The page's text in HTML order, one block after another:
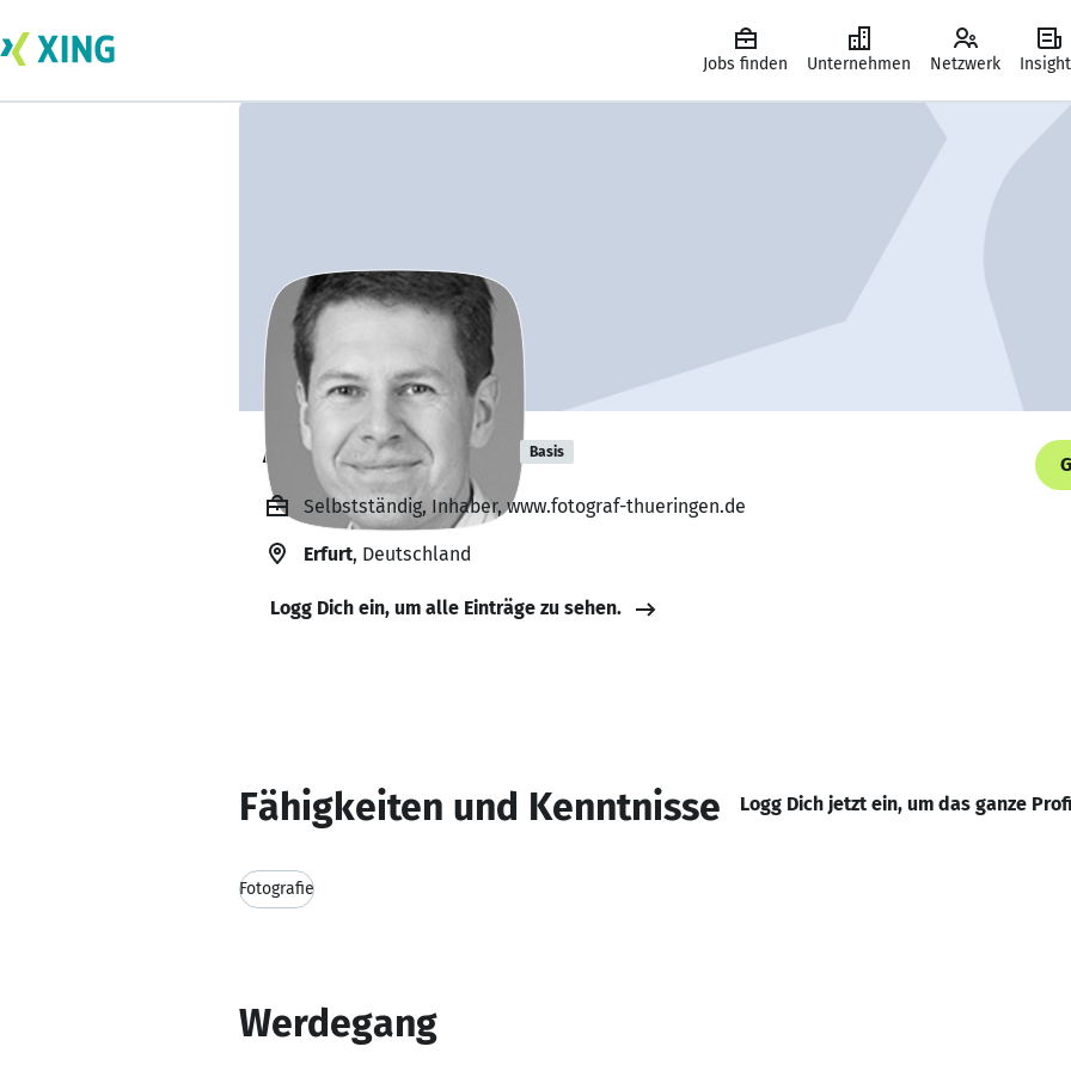
Jobs finden Unternehmen Netzwerk
Andreas Hultsch Basis
Selbstständig, Inhaber, www.fotograf-thueringen.de
Erfurt, Deutschland
Logg Dich ein, um alle Einträge zu sehen.
Fähigkeiten und Kenntnisse Logg Dich jetzt ein, um das ganze
Fotografie
Werdegang